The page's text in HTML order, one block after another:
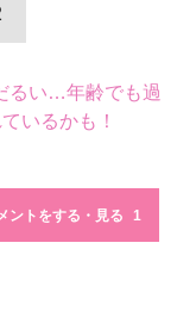
るい…年齢でも過
いるかも！
ントをする・見る